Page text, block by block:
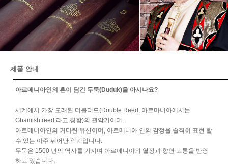
제품 안내
아르메니아인의 혼이 담긴 두둑(Duduk)을 아시나요?
세계에서 가장 오래된 더블리드(Double Reed, 아르마니아에서는
Ghamish reed 라고 칭함)의 관악기이며,
아르메니아인의 커다란 유산이며, 아르메니아 인의 감정을 솔직히 표현 할
수 있는 아주 뛰어난 악기입니다.
두둑은 1500 년의 역사를 가지며 아르메니아의 열정과 향연 고통을 반영
하고 있습니다.